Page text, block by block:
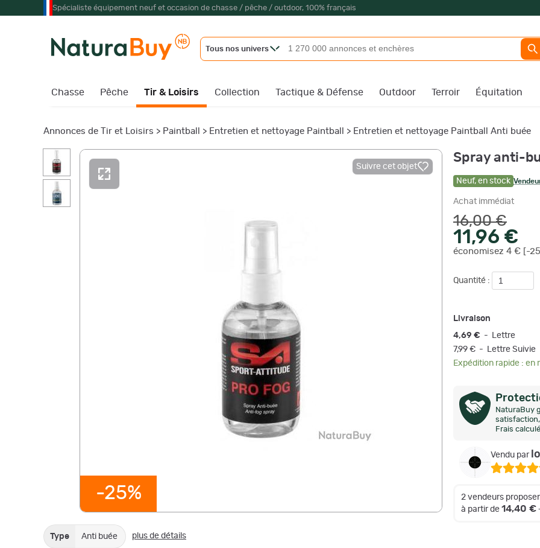
Spécialiste équipement neuf et occasion de chasse / pêche / outdoor, 100% français
Tous nos univers
Chasse Pêche Tir & Loisirs Collection Tactique & Défense Outdoor Terroir Équitation
Annonces de Tir et Loisirs > Paintball > Entretien et nettoyage Paintball > Entretien et nettoyage Paintball Anti buée
-25%
Suivre cet objet
Type Anti buée plus de détails
Spray anti-
Neuf, en stock
Achat immédiat
16,00 €
11,96 €
économisez 4 € [-
Quantité :
Livraison
4,69 € - Lettre
7,99 € - Lettre Suivie
Expédition rapide : en
NaturaBuy
Frais
Vendu par
2 vendeurs
à partir de 14,40 €